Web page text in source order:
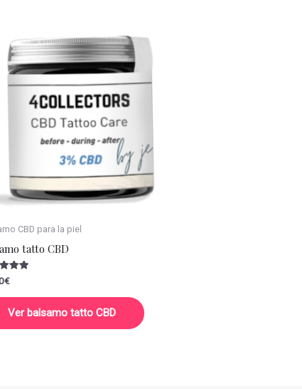
CBD para la piel
tatto CBD
€
Ver balsamo tatto CBD